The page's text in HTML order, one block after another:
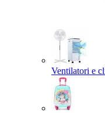
Ventilatori e